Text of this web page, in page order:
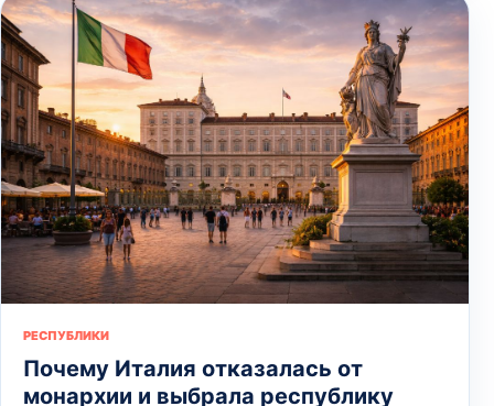
РЕСПУБЛИКИ
Почему Италия отказалась от
монархии и выбрала республику